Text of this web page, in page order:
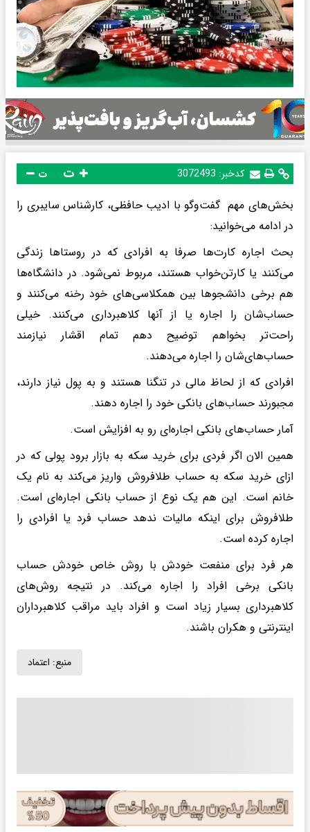
کدخبر: 3072493 ت
بخش‌های مهم گفت‌وگو با ادیب حافظی، کارشناس سایبری را
در ادامه می‌خوانید:
بحث اجاره کارت‌ها صرفا به افرادی که در روستاها زندگی
می‌کنند یا کارتن‌خواب هستند، مربوط نمی‌شود. در دانشگاه‌ها
هم برخی دانشجوها بین همکلاسی‌های خود رخنه می‌کنند و
حساب‌شان را اجاره یا از آنها کلاهبرداری می‌کنند. خیلی
راحت‌تر بخواهم توضیح دهم تمام اقشار نیازمند
حساب‌های‌شان را اجاره می‌دهند.
افرادی که از لحاظ مالی در تنگنا هستند و به پول نیاز دارند،
مجبورند حساب‌های بانکی خود را اجاره دهند.
آمار حساب‌های بانکی اجاره‌ای رو به افزایش است.
همین الان اگر فردی برای خرید سکه به بازار برود پولی که در
ازای خرید سکه به حساب طلافروش واریز می‌کند به نام یک
خانم است. این هم یک نوع از حساب بانکی اجاره‌ای است.
طلافروش برای اینکه مالیات ندهد حساب فرد یا افرادی را
اجاره کرده است.
هر فرد برای منفعت خودش با روش خاص خودش حساب
بانکی برخی افراد را اجاره می‌کند. در نتیجه روش‌های
کلاهبرداری بسیار زیاد است و افراد باید مراقب کلاهبرداران
اینترنتی و هکران باشند.
منبع: اعتماد